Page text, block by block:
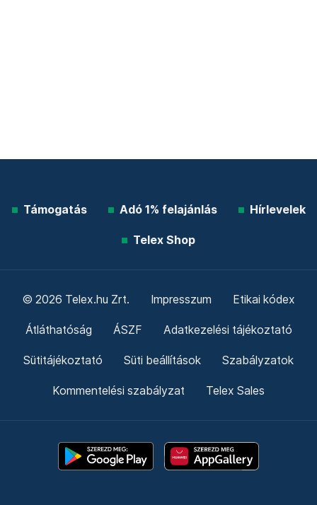
Támogatás Adó 1% felajánlás Hírlevelek
Telex Shop
© 2026 Telex.hu Zrt. Impresszum Etikai kódex
Átláthatóság ÁSZF Adatkezelési tájékoztató
Sütitájékoztató Süti beállítások Szabályzatok
Kommentelési szabályzat Telex Sales